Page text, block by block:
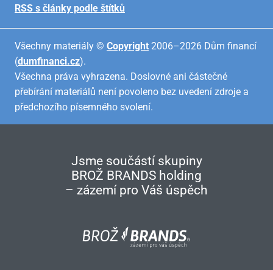
RSS s články podle štítků
Všechny materiály © Copyright 2006–2026 Dům financí
(dumfinanci.cz).
Všechna práva vyhrazena. Doslovné ani částečné
přebírání materiálů není povoleno bez uvedení zdroje a
předchozího písemného svolení.
Jsme součástí skupiny
BROŽ BRANDS holding
– zázemí pro Váš úspěch